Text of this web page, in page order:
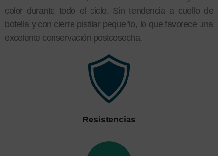
color durante todo el ciclo. Sin tendencia a cuello de
botella y con cierre pistilar pequeño, lo que favorece una
excelente conservación postcosecha.
Resistencias